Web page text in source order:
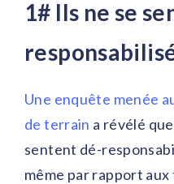
1# Ils ne se
Une enquête menée
de terrain a révélé
sentent dé-
même par rapport